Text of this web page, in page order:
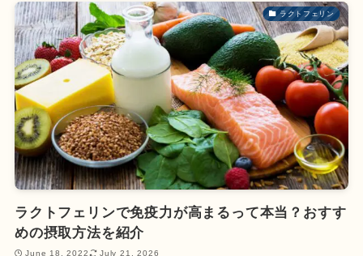
ラクトフェリン
ラクトフェリンで免疫力が高まるって本当？おすす
めの摂取方法を紹介
June 18, 2022 July 21, 2026